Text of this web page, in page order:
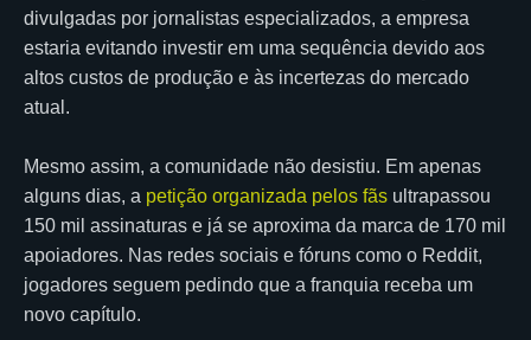
divulgadas por jornalistas especializados, a empresa
estaria evitando investir em uma sequência devido aos
altos custos de produção e às incertezas do mercado
atual.
Mesmo assim, a comunidade não desistiu. Em apenas
alguns dias, a petição organizada pelos fãs ultrapassou
150 mil assinaturas e já se aproxima da marca de 170 mil
apoiadores. Nas redes sociais e fóruns como o Reddit,
jogadores seguem pedindo que a franquia receba um
novo capítulo.